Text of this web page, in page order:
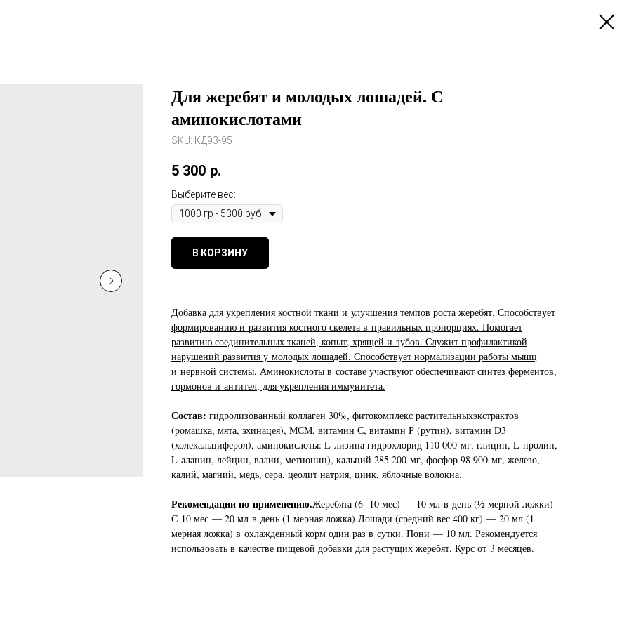
Для жеребят и молодых лошадей. С
аминокислотами
SKU: КД93-95
5 300 р.
Выберите вес:
В КОРЗИНУ
Добавка для укрепления костной ткани и улучшения темпов роста жеребят. Способствует
формированию и развития костного скелета в правильных пропорциях. Помогает
развитию соединительных тканей, копыт, хрящей и зубов. Служит профилактикой
нарушений развития у молодых лошадей. Способствует нормализации работы мышц
и нервной системы. Аминокислоты в составе участвуют обеспечивают синтез ферментов,
гормонов и антител, для укрепления иммунитета.
Состав: гидролизованный коллаген 30%, фитокомплекс растительныхэкстрактов
(ромашка, мята, эхинацея), МСМ, витамин С, витамин Р (рутин), витамин D3
(холекальциферол), аминокислоты: L-лизина гидрохлорид 110 000 мг, глицин, L-пролин,
L-аланин, лейцин, валин, метионин), кальций 285 200 мг, фосфор 98 900 мг, железо,
калий, магний, медь, сера, цеолит натрия, цинк, яблочные волокна.
Рекомендации по применению.Жеребята (6 -10 мес) — 10 мл в день (½ мерной ложки)
С 10 мес — 20 мл в день (1 мерная ложка) Лошади (средний вес 400 кг) — 20 мл (1
мерная ложка) в охлажденный корм один раз в сутки. Пони — 10 мл. Рекомендуется
использовать в качестве пищевой добавки для растущих жеребят. Курс от 3 месяцев.